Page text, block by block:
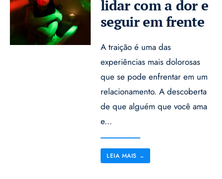
lidar com a dor e
seguir em frente
A traição é uma das
experiências mais dolorosas
que se pode enfrentar em um
relacionamento. A descoberta
de que alguém que você ama
e...
LEIA MAIS →